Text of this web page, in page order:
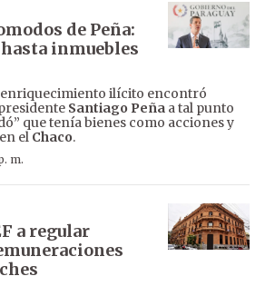
de Peña:
inmuebles
ilícito encontró
Santiago Peña a tal punto
que tenía bienes como acciones y
el Chaco.
m.
a regular